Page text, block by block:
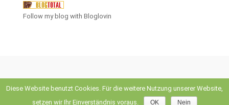
Follow my blog with Bloglovin
theme by Theme4Press • Powered byWordPress
Diese Website benutzt Cookies. Für die weitere Nutzung unserer Website,
setzen wir Ihr Einverständnis voraus.
OK Nein